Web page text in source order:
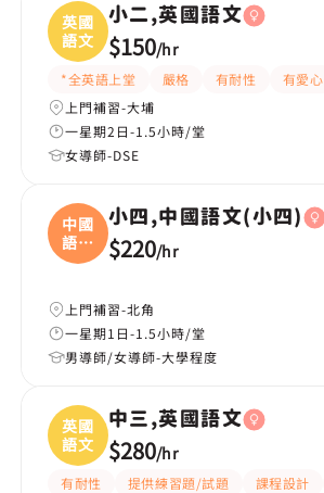
英國
語文
小二,英國語文
$150/hr
*全英語上堂 嚴格 有耐性 有愛心
上門補習-大埔
一星期2日-1.5小時/堂
女導師-DSE
中國
語文
(
小四,中國語文(小四)
$220/hr
上門補習-北角
一星期1日-1.5小時/堂
男導師/女導師-大學程度
英國
語文
中三,英國語文
$280/hr
有耐性 提供練習題/試題 課程設計